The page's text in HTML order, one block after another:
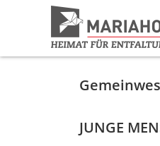
JUNGE